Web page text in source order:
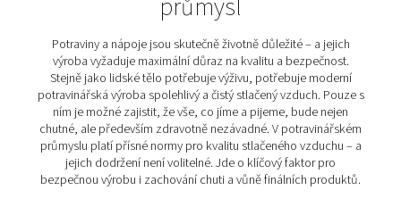
průmyslových i řemeslných aplikací. Zajišťují
vzduchu závisí. Zde je několik příkladů jejich